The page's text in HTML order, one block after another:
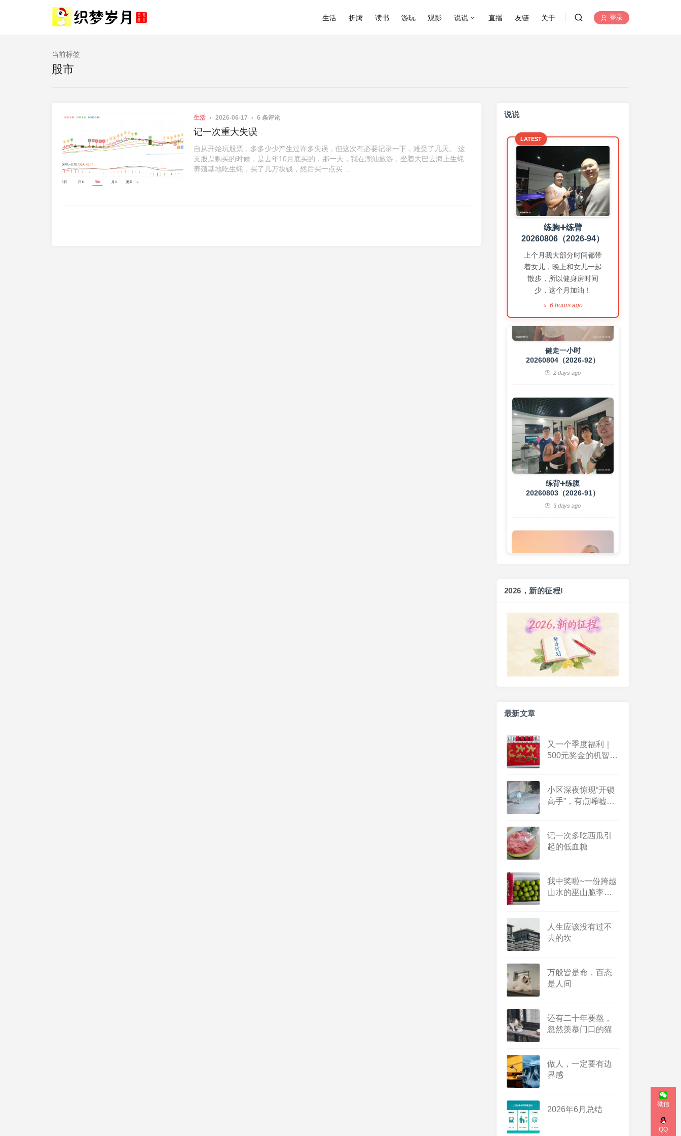
生活 折腾 读书 游玩 观影 说说 直播 友链 关于 登录
当前标签
股市
生活 2026-06-17 6 条评论
记一次重大失误
自从开始玩股票，多多少少产生过许多失误，但这次有必要记录一下，难受了几天。 这
支股票购买的时候，是去年10月底买的，那一天，我在潮汕旅游，坐着大巴去海上生蚝
养殖基地吃生蚝，买了几万块钱，然后买一点买 ...
说说
LATEST
练胸➕练臂
20260806（2026-94）
上个月我大部分时间都带
着女儿，晚上和女儿一起
散步，所以健身房时间
少，这个月加油！
6 hours ago
户外跑步5公里
20260805（2026-93）
健走一小时
20260804（2026-92）
2 days ago
练背➕练腹
20260803（2026-91）
3 days ago
健走一小时
4 days ago
20260805（2026-93）
2 days ago
20260804（2026-92）
2 days ago
3 days ago
2026，新的征程!
最新文章
又一个季度福利｜
500元奖金的机智花
小区深夜惊现“开锁
高手”，有点唏嘘也
记一次多吃西瓜引
起的低血糖
我中奖啦~一份跨越
山水的巫山脆李，
人生应该没有过不
去的坎
万般皆是命，百态
是人间
还有二十年要熬，
忽然羡慕门口的猫
做人，一定要有边
界感
2026年6月总结
微信
QQ